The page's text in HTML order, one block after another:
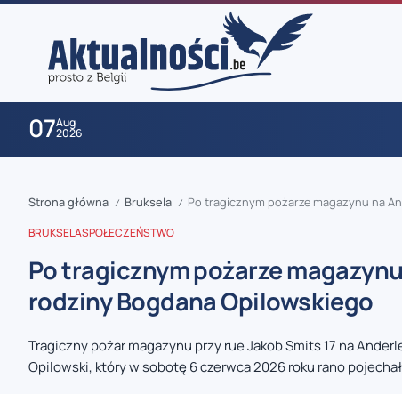
07Aug
2026
zaobserwuj nas
Strona główna / Bruksela / Po tragicznym pożarze magazynu na
BRUKSELASPOŁECZEŃSTWO
Po tragicznym pożarze
rodziny Bogdana Opilowskiego
Tragiczny pożar magazynu przy rue Jakob Smits 17 na
Opilowski, który w sobotę 6 czerwca 2026 roku rano